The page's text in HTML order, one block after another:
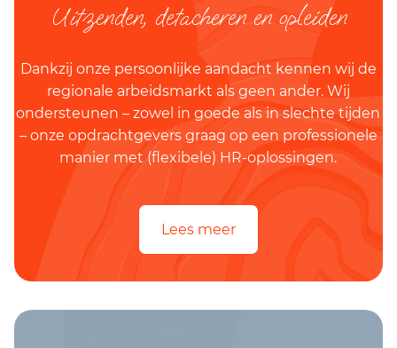
Uitzenden, detacheren en opleiden
Dankzij onze persoonlijke aandacht kennen wij de
regionale arbeidsmarkt als geen ander. Wij
ondersteunen – zowel in goede als in slechte tijden
– onze opdrachtgevers graag op een professionele
manier met (flexibele) HR-oplossingen.
Lees meer